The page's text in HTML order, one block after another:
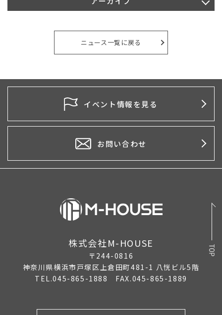
2026年7月
2026年5月
2026年4月
2026年3月
2026年2月
2026年1月
2025年11月
2025年9月
2025年8月
2025年7月
ニュース一覧に戻る
イベント情報を見る
お問い合わせ
株式会社M-HOUSE
〒244-0816
神奈川県横浜市戸塚区上倉田町481-1 八恍ビル5階
TEL.045-865-1888 FAX.045-865-1889